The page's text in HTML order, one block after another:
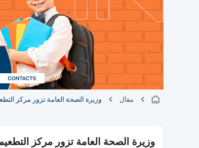
مقال وزيرة الصحة العامة تزور مركز
وزيرة الصحة العامة تزور مركز